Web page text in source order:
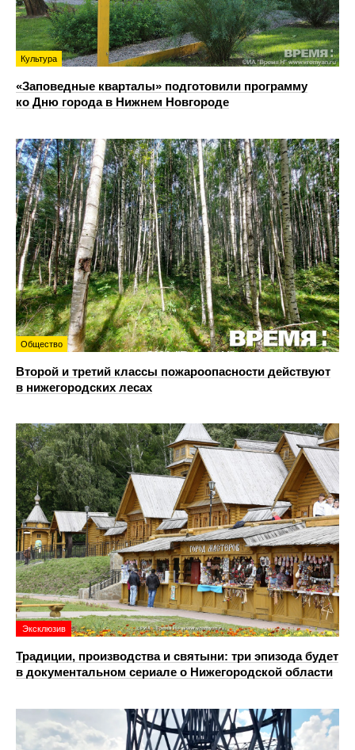
Культура
«Заповедные кварталы» подготовили программу
ко Дню города в Нижнем Новгороде
Общество
Второй и третий классы пожароопасности действуют
в нижегородских лесах
Эксклюзив
Традиции, производства и святыни: три эпизода будет
в документальном сериале о Нижегородской области